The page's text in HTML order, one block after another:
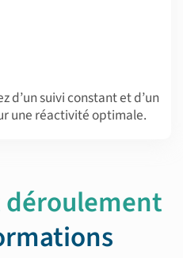
d’un suivi constant et d’un
une réactivité optimale.
déroulement